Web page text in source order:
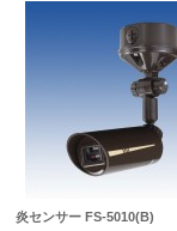
炎センサー FS-5010(B)